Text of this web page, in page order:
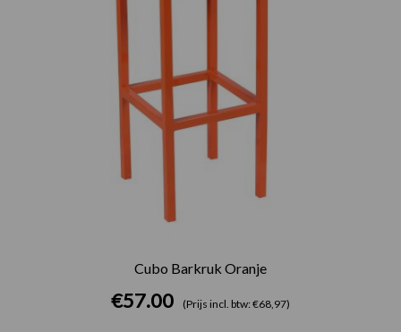
Cubo Barkruk Oranje
€57.00 (Prijs incl. btw: €68,97)